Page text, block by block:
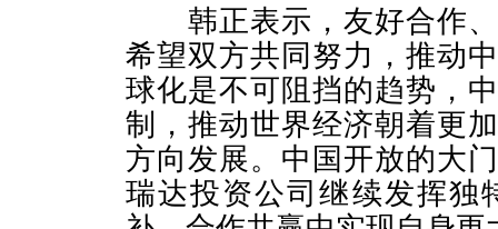
韩正表示，友好合作、
希望双方共同努力，推动
球化是不可阻挡的趋势，
制，推动世界经济朝着更
方向发展。中国开放的大
瑞达投资公司继续发挥独